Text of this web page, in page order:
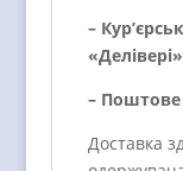
–
«Делівері»
– Поштове
Доставка